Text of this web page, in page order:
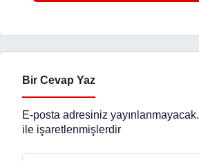
Bir Cevap Yaz
E-posta adresiniz yayınlanmayacak.
ile işaretlenmişlerdir